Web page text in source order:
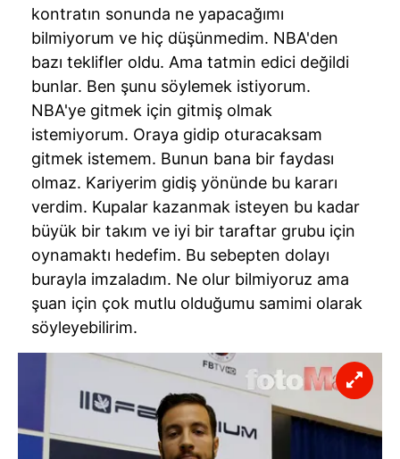
kontratın sonunda ne yapacağımı
bilmiyorum ve hiç düşünmedim. NBA'den
bazı teklifler oldu. Ama tatmin edici değildi
bunlar. Ben şunu söylemek istiyorum.
NBA'ye gitmek için gitmiş olmak
istemiyorum. Oraya gidip oturacaksam
gitmek istemem. Bunun bana bir faydası
olmaz. Kariyerim gidiş yönünde bu kararı
verdim. Kupalar kazanmak isteyen bu kadar
büyük bir takım ve iyi bir taraftar grubu için
oynamaktı hedefim. Bu sebepten dolayı
burayla imzaladım. Ne olur bilmiyoruz ama
şuan için çok mutlu olduğumu samimi olarak
söyleyebilirim.